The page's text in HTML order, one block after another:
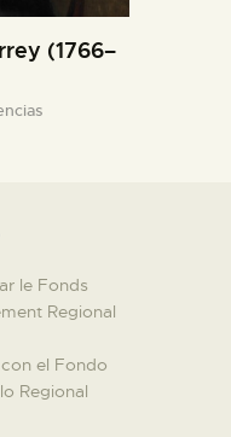
(1766–
le Fonds
Regional
el Fondo
Regional